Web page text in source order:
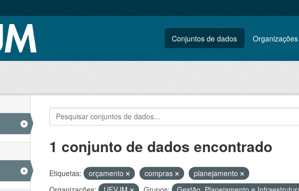
Conjuntos de dados Organizações
1 conjunto de dados encontrado
Etiquetas: orçamento compras
planejamento